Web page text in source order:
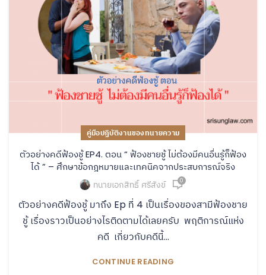
คู่มือปฏิบัติงานของทนายความ
ตัวอย่างคดีฟ้องชู้ EP4. ตอน “ ฟ้องชายชู้ ไม่ต้องมีคนอื่นรู้ก็ฟ้อง
ได้ ” – ศึกษาข้อกฎหมายและเทคนิคจากประสบการณ์จริง
ทนายเอกสิทธิ์ ศรีสังข์ 0
ตัวอย่างคดีฟ้องชู้ มาถึง Ep ที่ 4 เป็นเรื่องของสามีฟ้องชาย
ชู้ เรื่องราวเป็นอย่างไรติดตามได้เลยครับ พฤติการณ์แห่ง
คดี เกี่ยวกับคดีนี้...
CONTINUE READING